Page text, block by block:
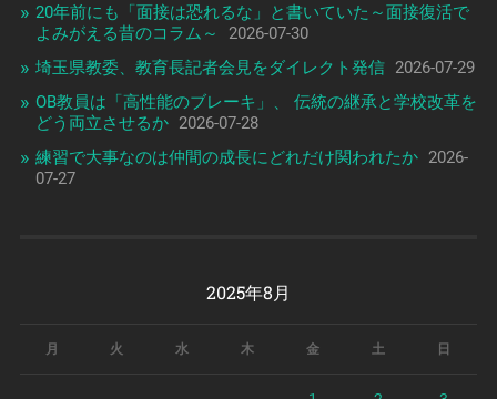
20年前にも「面接は恐れるな」と書いていた～面接復活で
よみがえる昔のコラム～
2026-07-30
埼玉県教委、教育長記者会見をダイレクト発信 2026-07-29
OB教員は「高性能のブレーキ」、 伝統の継承と学校改革を
どう両立させるか 2026-07-28
練習で大事なのは仲間の成長にどれだけ関われたか 2026-
07-27
2025年8月
月 火 水 木 金 土 日